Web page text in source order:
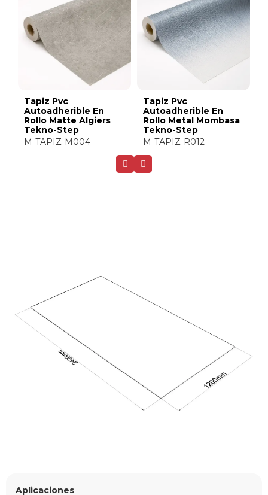
Tapiz Pvc
Autoadherible En
Rollo Matte Bahir
Tekno-Step
M-TAPIZ-M099
Tapiz Pvc
Autoadherible En
Rollo Glossy Jinja
Tekno-Step
M-TAPIZ-G025
Aplicaciones